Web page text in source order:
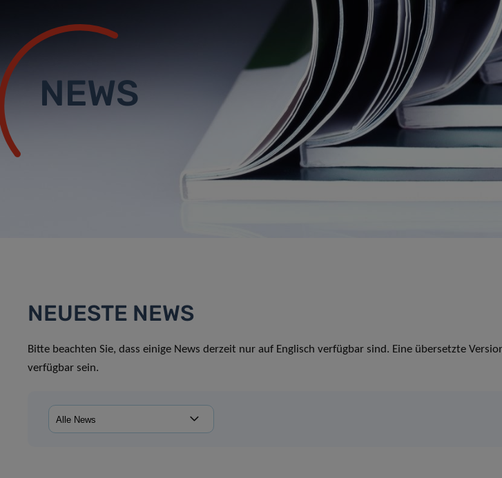
NEWS
NEUESTE NEWS
Bitte beachten Sie, dass einige News derzeit nur auf Englisch verfügbar sind. Eine übersetzte
verfügbar sein.